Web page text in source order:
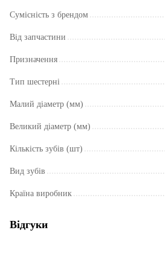
Сумісність з брендом
Від запчастини
Призначення
Тип шестерні
Малий діаметр (мм)
Великий діаметр (мм)
Кількість зубів (шт)
Вид зубів
Країна виробник
Відгуки